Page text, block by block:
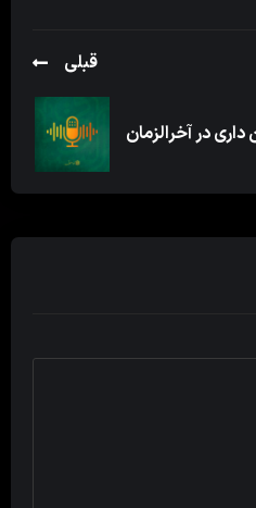
قبلی
داری در آخرالزمان